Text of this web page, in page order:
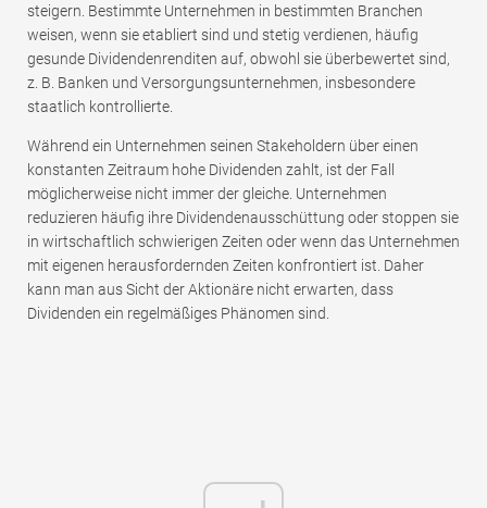
steigern. Bestimmte Unternehmen in bestimmten Branchen
weisen, wenn sie etabliert sind und stetig verdienen, häufig
gesunde Dividendenrenditen auf, obwohl sie überbewertet sind,
z. B. Banken und Versorgungsunternehmen, insbesondere
staatlich kontrollierte.
Während ein Unternehmen seinen Stakeholdern über einen
konstanten Zeitraum hohe Dividenden zahlt, ist der Fall
möglicherweise nicht immer der gleiche. Unternehmen
reduzieren häufig ihre Dividendenausschüttung oder stoppen sie
in wirtschaftlich schwierigen Zeiten oder wenn das Unternehmen
mit eigenen herausfordernden Zeiten konfrontiert ist. Daher
kann man aus Sicht der Aktionäre nicht erwarten, dass
Dividenden ein regelmäßiges Phänomen sind.